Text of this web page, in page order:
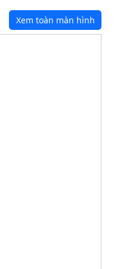
Xem toàn màn hình